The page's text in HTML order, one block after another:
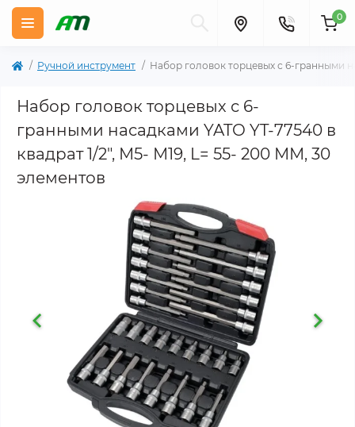
0
Ручной инструмент Набор головок торцевых с 6-гранными
Набор головок торцевых с 6-
гранными насадками YATO YT-77540 в
квадрат 1/2", М5- М19, L= 55- 200 ММ, 30
элементов